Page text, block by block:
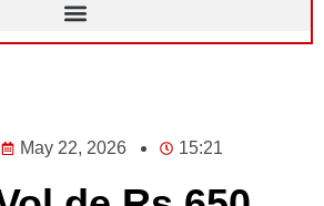
May 22, 2026 15:21